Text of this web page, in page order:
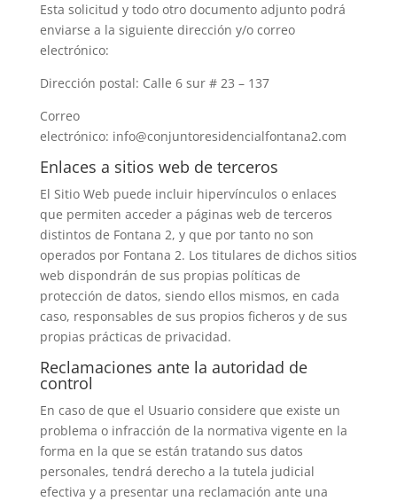
Esta solicitud y todo otro documento adjunto podrá
enviarse a la siguiente dirección y/o correo
electrónico:
Dirección postal: Calle 6 sur # 23 – 137
Correo
electrónico: info@conjuntoresidencialfontana2.com
Enlaces a sitios web de terceros
El Sitio Web puede incluir hipervínculos o enlaces
que permiten acceder a páginas web de terceros
distintos de Fontana 2, y que por tanto no son
operados por Fontana 2. Los titulares de dichos sitios
web dispondrán de sus propias políticas de
protección de datos, siendo ellos mismos, en cada
caso, responsables de sus propios ficheros y de sus
propias prácticas de privacidad.
Reclamaciones ante la autoridad de
control
En caso de que el Usuario considere que existe un
problema o infracción de la normativa vigente en la
forma en la que se están tratando sus datos
personales, tendrá derecho a la tutela judicial
efectiva y a presentar una reclamación ante una